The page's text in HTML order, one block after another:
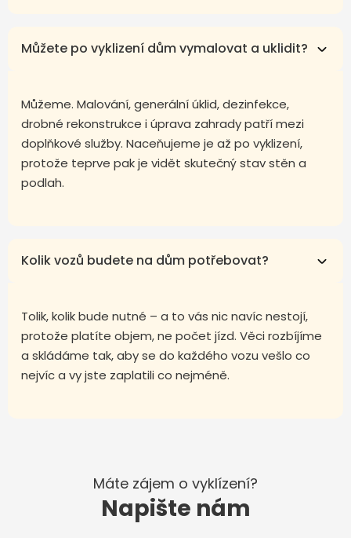
Můžete po vyklizení dům vymalovat a uklidit?
Můžeme. Malování, generální úklid, dezinfekce,
drobné rekonstrukce i úprava zahrady patří mezi
doplňkové služby. Naceňujeme je až po vyklizení,
protože teprve pak je vidět skutečný stav stěn a
podlah.
Kolik vozů budete na dům potřebovat?
Tolik, kolik bude nutné – a to vás nic navíc nestojí,
protože platíte objem, ne počet jízd. Věci rozbíjíme
a skládáme tak, aby se do každého vozu vešlo co
nejvíc a vy jste zaplatili co nejméně.
Máte zájem o vyklízení?
Napište nám